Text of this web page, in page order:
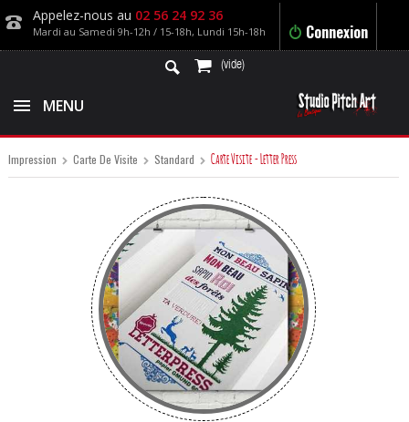
Connexion
Appelez-nous au 02 56 24 92 36
Mardi au Samedi 9h-12h / 15-18h, Lundi 15h-18h
(vide)
MENU
Impression Carte De Visite Standard Carte Visite - Letter Press